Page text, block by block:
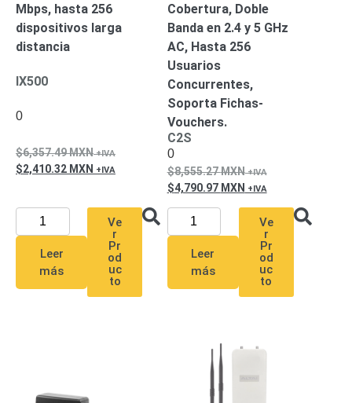
de 8
Canales
Monitores
ApoyoPantallas
/
Seguridad
Protección
Contra
Descargas
Coaxial
Corriente
AlternaCorriente
NAS /
Mbps, hasta 256
dispositivos larga
distancia
IX500
0
6,357.49MXN
2,410.32 MXN
Leer
más
Ve
r
Pr
od
uc
to
Cobertura, Doble
Banda en 2.4 y 5 GHz
AC, Hasta 256
Usuarios
Concurrentes,
Soporta Fichas-
Vouchers.
C2S
0
8,555.27MXN
4,790.97 MXN
Leer
más
Ve
r
Pr
od
uc
to